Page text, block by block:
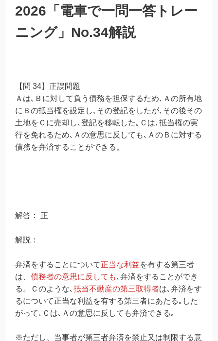
2026「電車で一問一答トレー
ニング」No.34解説
【問 34】正誤問題
Ａは､Ｂに対して負う債務を担保するため､Ａの所有地
にＢの抵当権を設定し､その登記をしたが､その後その
土地をＣに売却し､登記を移転した｡Ｃは､抵当権の実
行を免れるため､Ａの意思に反しても､ＡのＢに対する
債務を弁済することができる。
解答： 正
解説：
弁済をすることについて正当な利益を有する第三者
は、 債務者の意思に反しても､弁済をすることができ
る。Ｃのような､ 抵当不動産の第三取得者は､弁済をす
るについて正当な利益を有する第三者にあたる｡した
がって､Ｃは､Ａの意思に反しても弁済できる｡
※ただし、当事者が第三者弁済を禁止又は制限する意